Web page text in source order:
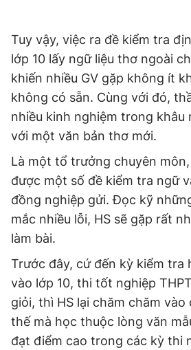
Tuy vậy, việc ra đề kiểm tra
lớp 10 lấy ngữ liệu thơ ngoài
khiến nhiều GV gặp không ít
không có sẵn. Cùng với đó,
nhiều kinh nghiệm trong khâu
với một văn bản thơ mới.
Là một tổ trưởng chuyên
được một số đề kiểm tra ngữ
đồng nghiệp gửi. Đọc kỹ
mắc nhiều lỗi, HS sẽ gặp rất
làm bài.
Trước đây, cứ đến kỳ kiểm tra
vào lớp 10, thi tốt nghiệp
giỏi, thì HS lại chăm chăm
thế mà học thuộc lòng văn
đạt điểm cao trong các kỳ thi